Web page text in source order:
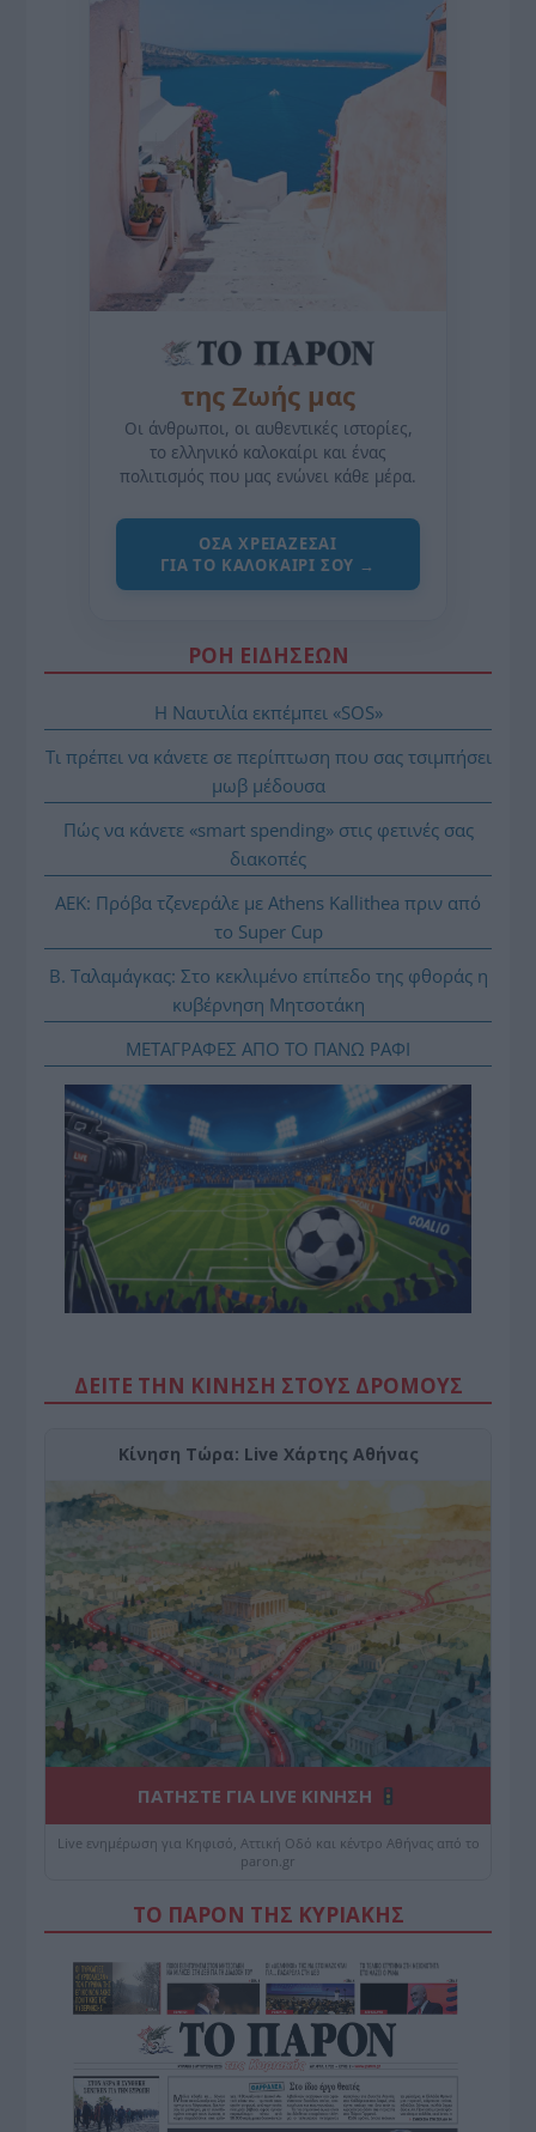
της Ζωής μας
Οι άνθρωποι, οι αυθεντικές ιστορίες,
το ελληνικό καλοκαίρι και ένας
πολιτισμός που μας ενώνει κάθε μέρα.
ΌΣΑ ΧΡΕΙΆΖΕΣΑΙ
ΓΙΑ ΤΟ ΚΑΛΟΚΑΊΡΙ ΣΟΥ →
ΡΟΗ ΕΙΔΗΣΕΩΝ
Η Ναυτιλία εκπέμπει «SOS»
Τι πρέπει να κάνετε σε περίπτωση που σας τσιμπήσει
μωβ μέδουσα
Πώς να κάνετε «smart spending» στις φετινές σας
διακοπές
ΑΕΚ: Πρόβα τζενεράλε με Athens Kallithea πριν από
το Super Cup
Β. Ταλαμάγκας: Στο κεκλιμένο επίπεδο της φθοράς η
κυβέρνηση Μητσοτάκη
ΜΕΤΑΓΡΑΦΕΣ ΑΠΟ ΤΟ ΠΑΝΩ ΡΑΦΙ
ΔΕΙΤΕ ΤΗΝ ΚΙΝΗΣΗ ΣΤΟΥΣ ΔΡΌΜΟΥΣ
Κίνηση Τώρα: Live Χάρτης Αθήνας
ΠΑΤΗΣΤΕ ΓΙΑ LIVE ΚΙΝΗΣΗ
Live ενημέρωση για Κηφισό, Αττική Οδό και κέντρο Αθήνας από το
paron.gr
ΤΟ ΠΑΡΟΝ ΤΗΣ ΚΥΡΙΑΚΗΣ